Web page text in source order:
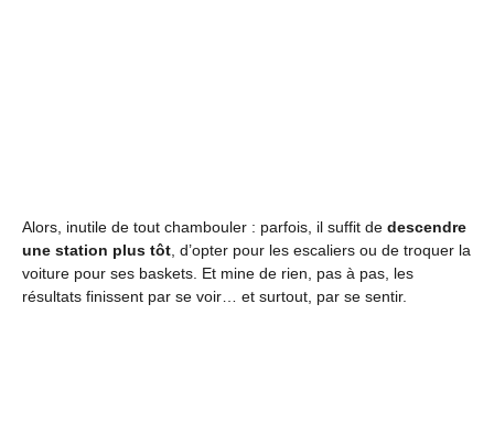
Alors, inutile de tout chambouler : parfois, il suffit de descendre
une station plus tôt , d’opter pour les escaliers ou de troquer la
voiture pour ses baskets. Et mine de rien, pas à pas, les
résultats finissent par se voir… et surtout, par se sentir.